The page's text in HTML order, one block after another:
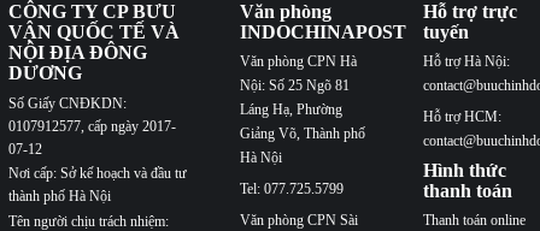
CÔNG TY CP BƯU
VẬN QUỐC TẾ VÀ
NỘI ĐỊA ĐÔNG
DƯƠNG
Số Giấy CNĐKDN:
0107912577, cấp ngày 2017-
07-12
Nơi cấp: Sở kế hoạch và đầu tư
thành phố Hà Nội
Tên người chịu trách nhiệm:
Văn phòng
INDOCHINAPOST
Văn phòng CPN Hà
Nội: Số 25 Ngõ 81
Láng Hạ, Phường
Giảng Võ, Thành phố
Hà Nội
Tel: 077.725.5799
Văn phòng CPN Sài
Hỗ trợ trực
tuyến
Hỗ trợ Hà Nội:
Hỗ trợ HCM:
Hình thức
thanh toán
Thanh toán online